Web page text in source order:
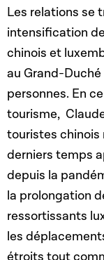
Les relations se
intensification
chinois et
au Grand-
personnes. En
tourisme,
touristes chinois
derniers temps
depuis la
la prolongation
ressortissants
les